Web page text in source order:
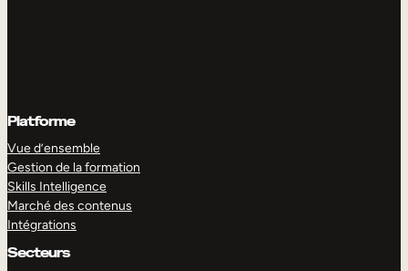
Platforme
Vue d’ensemble
Gestion de la formation
Skills Intelligence
Marché des contenus
Intégrations
Secteurs